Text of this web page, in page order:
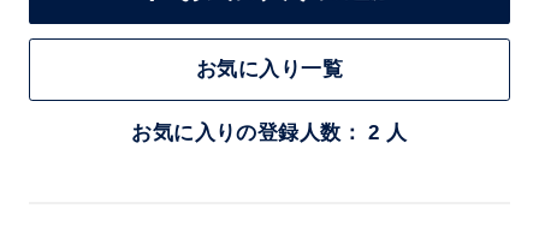
お気に入り一覧
お気に入りの登録人数： 2 人